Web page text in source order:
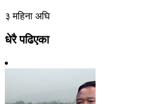
३ महिना अघि
धेरै पढिएका